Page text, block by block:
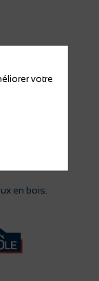
en bois.
votre